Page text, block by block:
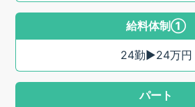
給料体制①
24勤▶24万円
パート